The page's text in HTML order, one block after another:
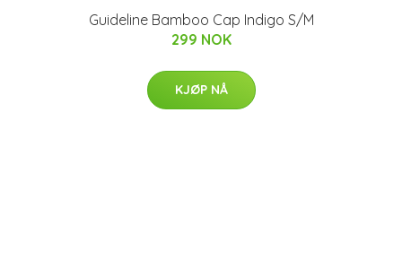
Guideline Bamboo Cap Indigo S/M
299 NOK
KJØP NÅ